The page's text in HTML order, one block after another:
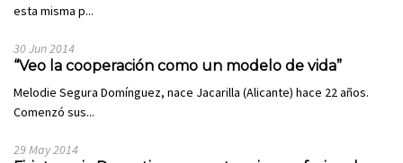
esta misma p...
30 Jun 2014
“Veo la cooperación como un modelo de vida”
Melodie Segura Domínguez, nace Jacarilla (Alicante) hace 22 años.
Comenzó sus...
29 May 2014